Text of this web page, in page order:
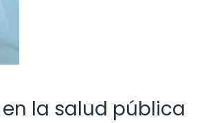
la salud pública